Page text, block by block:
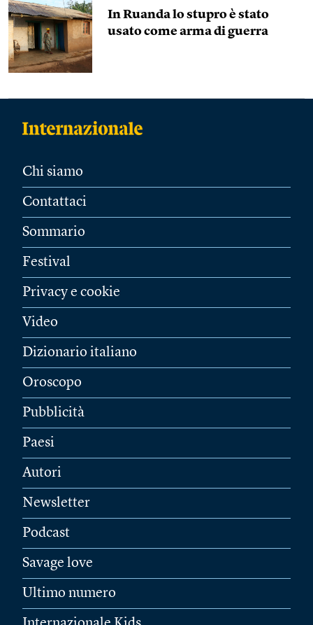
In Ruanda lo stupro è stato
usato come arma di guerra
Chi siamo
Contattaci
Sommario
Festival
Privacy e cookie
Video
Dizionario italiano
Oroscopo
Pubblicità
Paesi
Autori
Newsletter
Podcast
Savage love
Ultimo numero